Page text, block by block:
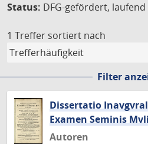
Status: DFG-gefördert, laufend
1 Treffer sortiert nach
Filter
Dissertatio
Examen Seminis
Autoren